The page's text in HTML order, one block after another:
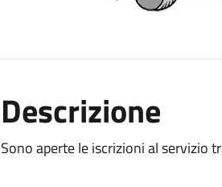
Descrizione
Sono aperte le iscrizioni al servizio